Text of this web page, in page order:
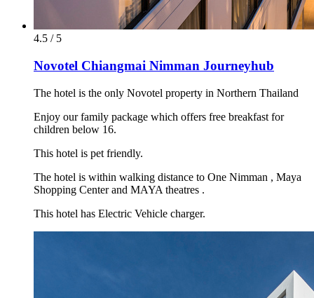
4.5 / 5
Novotel Chiangmai Nimman Journeyhub
The hotel is the only Novotel property in Northern Thailand
Enjoy our family package which offers free breakfast for
children below 16.
This hotel is pet friendly.
The hotel is within walking distance to One Nimman , Maya
Shopping Center and MAYA theatres .
This hotel has Electric Vehicle charger.